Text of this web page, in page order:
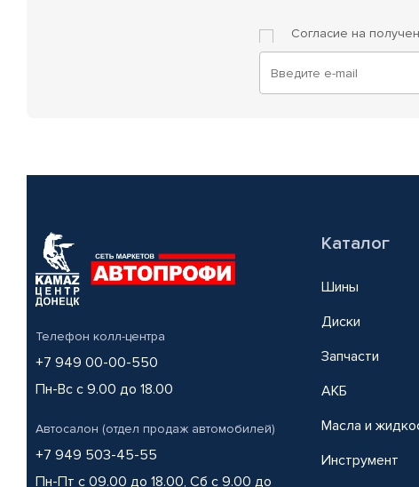
Согласие на
Телефон колл-центра
+7 949 00-00-550
Пн-Вс с 9.00 до 18.00
Автосалон (отдел продаж автомобилей)
+7 949 503-45-55
Пн-Пт с 09.00 до 18.00, Сб с 9.00 до
Каталог
Шины
Диски
Запчасти
АКБ
Масла и
Инструмент